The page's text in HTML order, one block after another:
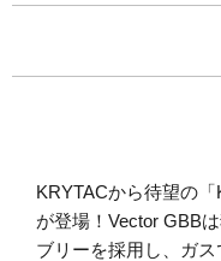
KRYTACから待望の「
が登場！Vector GBB
ブリーを採用し、ガ